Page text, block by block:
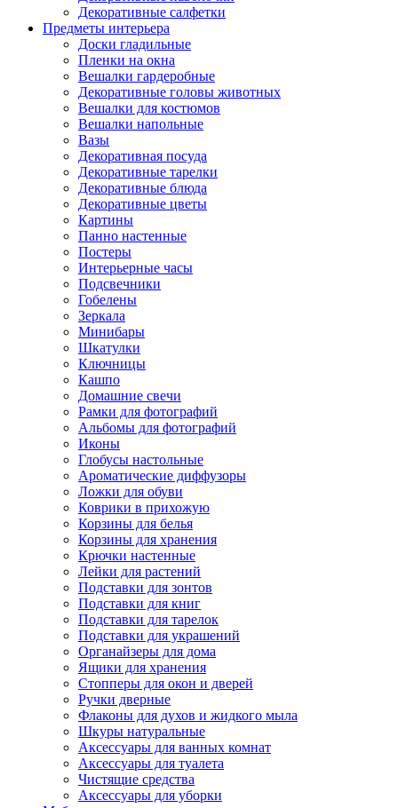
Декоративные салфетки
Предметы интерьера
Доски гладильные
Пленки на окна
Вешалки гардеробные
Декоративные головы животных
Вешалки для костюмов
Вешалки напольные
Вазы
Декоративная посуда
Декоративные тарелки
Декоративные блюда
Декоративные цветы
Картины
Панно настенные
Постеры
Интерьерные часы
Подсвечники
Гобелены
Зеркала
Минибары
Шкатулки
Ключницы
Кашпо
Домашние свечи
Рамки для фотографий
Альбомы для фотографий
Иконы
Глобусы настольные
Ароматические диффузоры
Ложки для обуви
Коврики в прихожую
Корзины для белья
Корзины для хранения
Крючки настенные
Лейки для растений
Подставки для зонтов
Подставки для книг
Подставки для тарелок
Подставки для украшений
Органайзеры для дома
Ящики для хранения
Стопперы для окон и дверей
Ручки дверные
Флаконы для духов и жидкого мыла
Шкуры натуральные
Аксессуары для ванных комнат
Аксессуары для туалета
Чистящие средства
Аксессуары для уборки